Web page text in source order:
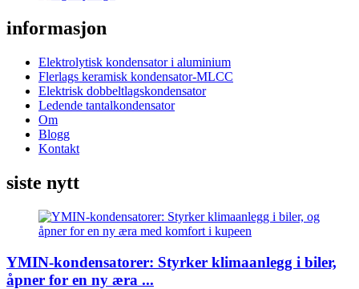
informasjon
Elektrolytisk kondensator i aluminium
Flerlags keramisk kondensator-MLCC
Elektrisk dobbeltlagskondensator
Ledende tantalkondensator
Om
Blogg
Kontakt
siste nytt
YMIN-kondensatorer: Styrker klimaanlegg i biler,
åpner for en ny æra ...